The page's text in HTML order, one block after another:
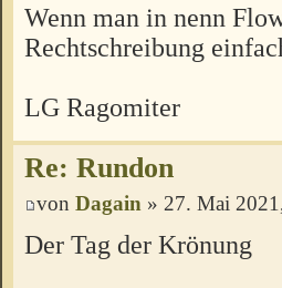
Wenn man in nenn
Rechtschreibung
LG Ragomiter
Re: Rundon
von Dagain » 27. Mai
Der Tag der Krönung